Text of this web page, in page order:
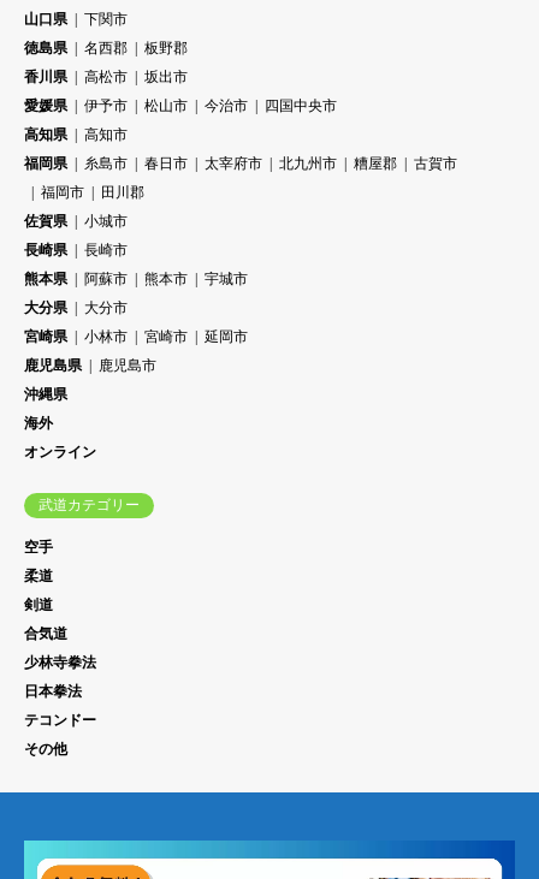
山口県
下関市
徳島県
名西郡
板野郡
香川県
高松市
坂出市
愛媛県
伊予市 松山市 今治市
四国中央市
高知県
高知市
福岡県
糸島市 春日市 太宰府市 北九州市 糟屋郡
古賀市
福岡市
田川郡
佐賀県
小城市
長崎県
長崎市
熊本県
阿蘇市 熊本市
宇城市
大分県
大分市
宮崎県
小林市 宮崎市
延岡市
鹿児島県
鹿児島市
沖縄県
海外
オンライン
武道カテゴリー
空手
柔道
剣道
合気道
少林寺拳法
日本拳法
テコンドー
その他